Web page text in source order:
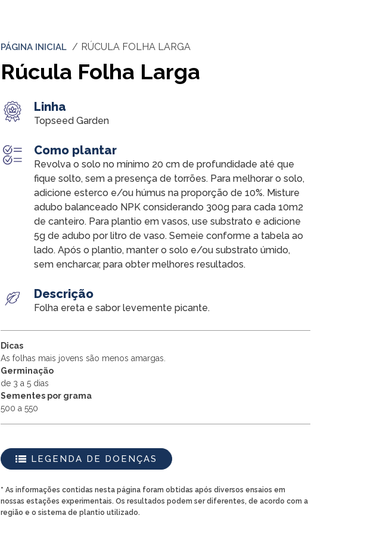
PÁGINA INICIAL RÚCULA FOLHA LARGA
Rúcula Folha Larga
Linha
Topseed Garden
Como plantar
Revolva o solo no mínimo 20 cm de profundidade até que
fique solto, sem a presença de torrões. Para melhorar o solo,
adicione esterco e/ou húmus na proporção de 10%. Misture
adubo balanceado NPK considerando 300g para cada 10m2
de canteiro. Para plantio em vasos, use substrato e adicione
5g de adubo por litro de vaso. Semeie conforme a tabela ao
lado. Após o plantio, manter o solo e/ou substrato úmido,
sem encharcar, para obter melhores resultados.
Descrição
Folha ereta e sabor levemente picante.
Dicas
As folhas mais jovens são menos amargas.
Germinação
de 3 a 5 dias
Sementes por grama
500 a 550
LEGENDA DE DOENÇAS
* As informações contidas nesta página foram obtidas após diversos ensaios em
nossas estações experimentais. Os resultados podem ser diferentes, de acordo com a
região e o sistema de plantio utilizado.